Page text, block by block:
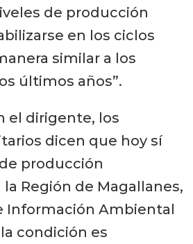
de producción
en los ciclos
similar a los
últimos años”.
el dirigente, los
dicen que hoy sí
producción
Región de Magallanes,
Información Ambiental
condición es